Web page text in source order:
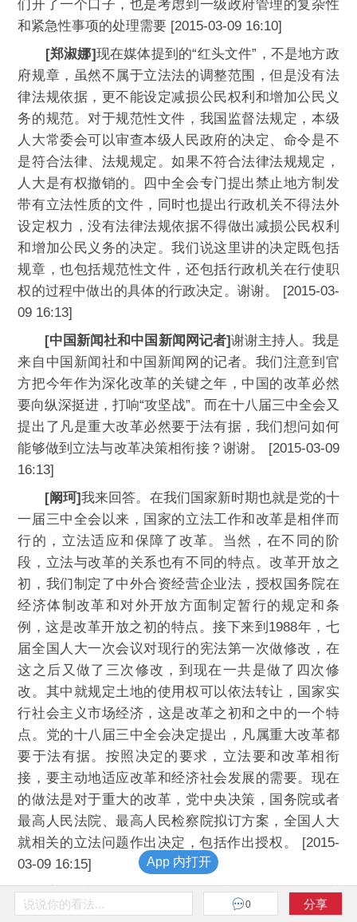
们开了一个口子，也是考虑到一级政府管理的复杂性
和紧急性事项的处理需要 [2015-03-09 16:10]
[郑淑娜]现在媒体提到的“红头文件”，不是地方政
府规章，虽然不属于立法法的调整范围，但是没有法
律法规依据，更不能设定减损公民权利和增加公民义
务的规范。对于规范性文件，我国监督法规定，本级
人大常委会可以审查本级人民政府的决定、命令是不
是符合法律、法规规定。如果不符合法律法规规定，
人大是有权撤销的。四中全会专门提出禁止地方制发
带有立法性质的文件，同时也提出行政机关不得法外
设定权力，没有法律法规依据不得做出减损公民权利
和增加公民义务的决定。我们说这里讲的决定既包括
规章，也包括规范性文件，还包括行政机关在行使职
权的过程中做出的具体的行政决定。谢谢。 [2015-03-
09 16:13]
[中国新闻社和中国新闻网记者]谢谢主持人。我是
来自中国新闻社和中国新闻网的记者。我们注意到官
方把今年作为深化改革的关键之年，中国的改革必然
要向纵深挺进，打响“攻坚战”。而在十八届三中全会又
提出了凡是重大改革必然要于法有据，我们想问如何
能够做到立法与改革决策相衔接？谢谢。 [2015-03-09
16:13]
[阚珂]我来回答。在我们国家新时期也就是党的十
一届三中全会以来，国家的立法工作和改革是相伴而
行的，立法适应和保障了改革。当然，在不同的阶
段，立法与改革的关系也有不同的特点。改革开放之
初，我们制定了中外合资经营企业法，授权国务院在
经济体制改革和对外开放方面制定暂行的规定和条
例，这是改革开放之初的特点。接下来到1988年，七
届全国人大一次会议对现行的宪法第一次做修改，在
这之后又做了三次修改，到现在一共是做了四次修
改。其中就规定土地的使用权可以依法转让，国家实
行社会主义市场经济，这是改革之初和之中的一个特
点。党的十八届三中全会决定提出，凡属重大改革都
要于法有据。按照决定的要求，立法要和改革相衔
接，要主动地适应改革和经济社会发展的需要。现在
的做法是对于重大的改革，党中央决策，国务院或者
最高人民法院、最高人民检察院拟订方案，全国人大
就相关的立法问题作出决定，包括作出授权。 [2015-
03-09 16:15]
[阚珂]这些年来，全国人大常委会每两个月如期举
行一次会议，三中全会以来一直这样，国家的政治生
说说你的看法... 0 分享
App 内打开